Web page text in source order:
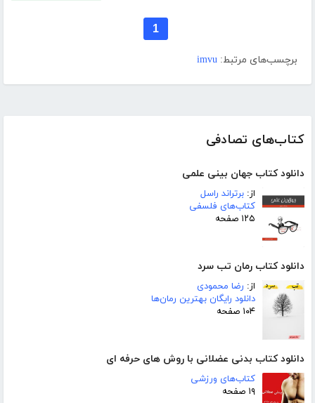
کتاب‌های تصادفی
دانلود کتاب جهان بینی علمی
از: برتراند راسل
کتاب‌های فلسفی
۱۲۵ صفحه
دانلود کتاب رمان تب سرد
از: رضا محمودی
دانلود رایگان بهترین رمان‌ها
۱۰۴ صفحه
دانلود کتاب بدنی عضلانی با روش های حرفه ای
کتاب‌های ورزشی
۱۹ صفحه
1
برچسب‌های مرتبط: imvu